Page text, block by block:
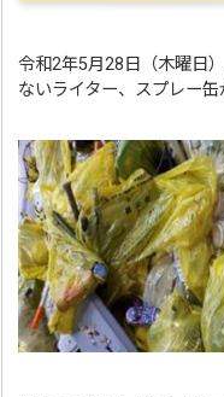
令和2年5月28日（木曜日
ないライター、スプレー缶